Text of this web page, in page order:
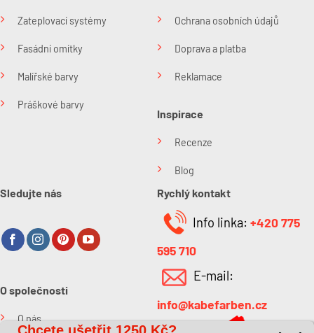
Zateplovací systémy
Fasádní omítky
Malířské barvy
Práškové barvy
Ochrana osobních údajů
Doprava a platba
Reklamace
Inspirace
Recenze
Blog
Sledujte nás
O společnosti
O nás
Rychlý kontakt
Info linka: +420 775
595 710
E-mail:
info@kabefarben.cz